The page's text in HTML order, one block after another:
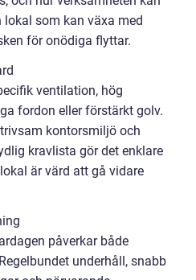
lokal som kan växa med
för onödiga flyttar.
ventilation, hög
fordon eller förstärkt golv.
kontorsmiljö och
kravlista gör det enklare
är värd att gå vidare
påverkar både
underhåll, snabb